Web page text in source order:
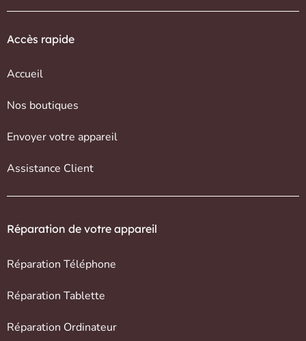
Accès rapide
Accueil
Nos boutiques
Envoyer votre appareil
Assistance Client
Réparation de votre appareil
Réparation Téléphone
Réparation Tablette
Réparation Ordinateur